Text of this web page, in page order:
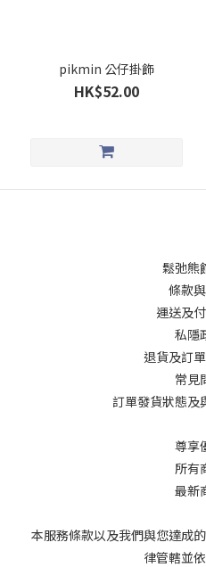
pikmin 公仔掛飾
HK$52.00
鬆弛熊
條款
運送及
私隱
退貨及訂
常見
訂單發貨狀態及
尊享
所有
最新
本服務條款以及我們與您達成
律管轄並